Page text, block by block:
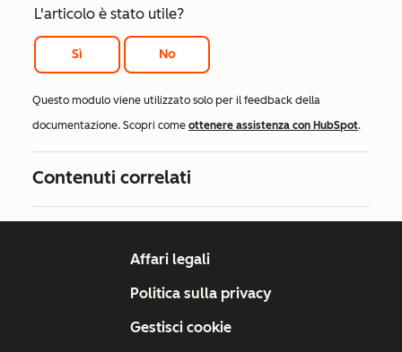
L'articolo è stato utile?
Sì No
Questo modulo viene utilizzato solo per il feedback della
documentazione. Scopri come ottenere assistenza con HubSpot.
Contenuti correlati
Affari legali
Politica sulla privacy
Gestisci cookie